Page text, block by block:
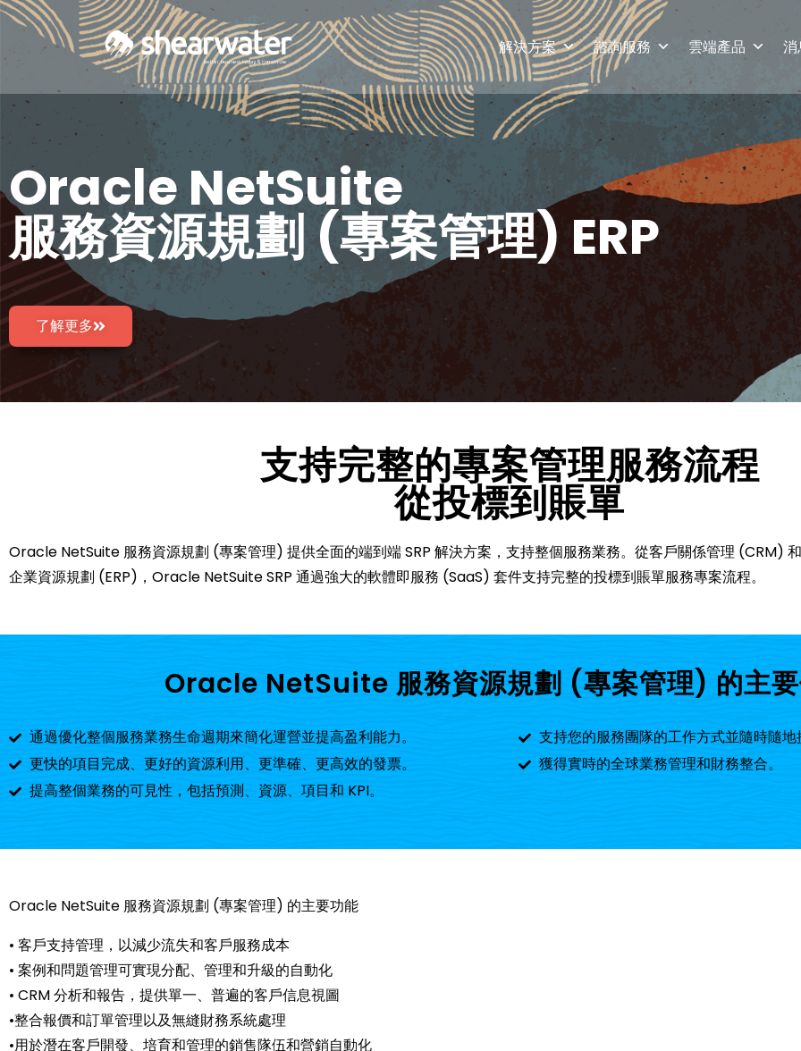
解決方案 諮詢服務 雲端產品 消
Oracle NetSuite
服務資源規劃 (專案管理) ERP
了解更多
支持完整的專案管理服務流程
從投標到賬單
Oracle NetSuite 服務資源規劃 (專案管理) 提供全面的端到端 SRP 解決方案，支持整個服務業務。從客戶關係管理 (CRM)
企業資源規劃 (ERP)，Oracle NetSuite SRP 通過強大的軟體即服務 (SaaS) 套件支持完整的投標到賬單服務專案流程。
Oracle NetSuite 服務資源規劃 (專案管理) 的主
通過優化整個服務業務生命週期來簡化運營並提高盈利能力。
更快的項目完成、更好的資源利用、更準確、更高效的發票。
提高整個業務的可見性，包括預測、資源、項目和 KPI。
支持您的服務團隊的工作方式並隨時隨
獲得實時的全球業務管理和財務整合。
Oracle NetSuite 服務資源規劃 (專案管理) 的主要功能
• 客戶支持管理，以減少流失和客戶服務成本
• 案例和問題管理可實現分配、管理和升級的自動化
• CRM 分析和報告，提供單一、普遍的客戶信息視圖
•整合報價和訂單管理以及無縫財務系統處理
•用於潛在客戶開發、培育和管理的銷售隊伍和營銷自動化